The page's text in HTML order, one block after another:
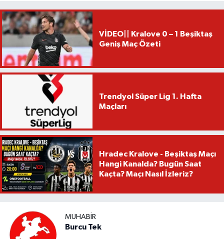
VİDEO|| Kralove 0 – 1 Beşiktaş
Geniş Maç Özeti
Trendyol Süper Lig 1. Hafta
Maçları
Hradec Kralove - Beşiktaş Maçı
Hangi Kanalda? Bugün Saat
Kaçta? Maçı Nasıl İzleriz?
MUHABIR
Burcu Tek